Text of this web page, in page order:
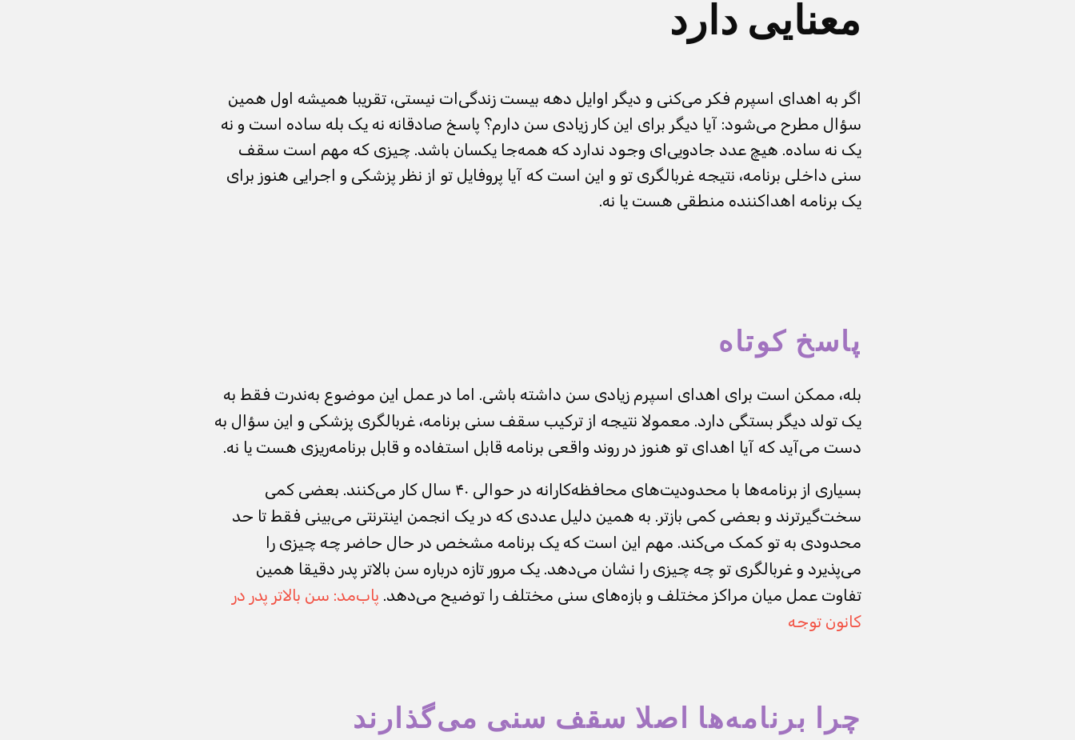
معنایی دارد
اگر به اهدای اسپرم فکر می‌کنی و دیگر اوایل دهه بیست زندگی‌ات نیستی، تقریبا همیشه اول همین
سؤال مطرح می‌شود: آیا دیگر برای این کار زیادی سن دارم؟ پاسخ صادقانه نه یک بله ساده است و نه
یک نه ساده. هیچ عدد جادویی‌ای وجود ندارد که همه‌جا یکسان باشد. چیزی که مهم است سقف
سنی داخلی برنامه، نتیجه غربالگری تو و این است که آیا پروفایل تو از نظر پزشکی و اجرایی هنوز برای
یک برنامه اهداکننده منطقی هست یا نه.
پاسخ کوتاه
بله، ممکن است برای اهدای اسپرم زیادی سن داشته باشی. اما در عمل این موضوع به‌ندرت فقط به
یک تولد دیگر بستگی دارد. معمولا نتیجه از ترکیب سقف سنی برنامه، غربالگری پزشکی و این سؤال به
دست می‌آید که آیا اهدای تو هنوز در روند واقعی برنامه قابل استفاده و قابل برنامه‌ریزی هست یا نه.
بسیاری از برنامه‌ها با محدودیت‌های محافظه‌کارانه در حوالی ۴۰ سال کار می‌کنند. بعضی کمی
سخت‌گیرترند و بعضی کمی بازتر. به همین دلیل عددی که در یک انجمن اینترنتی می‌بینی فقط تا حد
محدودی به تو کمک می‌کند. مهم این است که یک برنامه مشخص در حال حاضر چه چیزی را
می‌پذیرد و غربالگری تو چه چیزی را نشان می‌دهد. یک مرور تازه درباره سن بالاتر پدر دقیقا همین
تفاوت عمل میان مراکز مختلف و بازه‌های سنی مختلف را توضیح می‌دهد. پاب‌مد: سن بالاتر پدر در
کانون توجه
چرا برنامه‌ها اصلا سقف سنی می‌گذارند